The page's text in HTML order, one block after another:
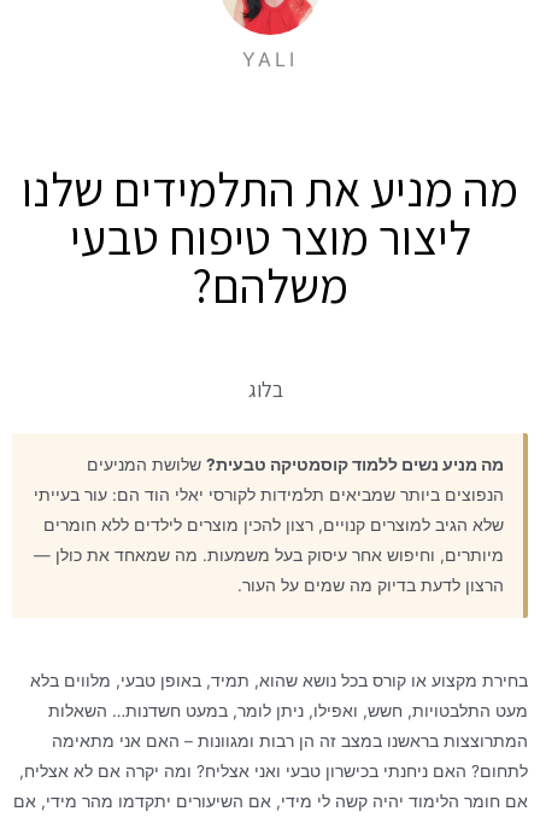
YALI
מה מניע את התלמידים שלנו
ליצור מוצר טיפוח טבעי
משלהם?
בלוג
מה מניע נשים ללמוד קוסמטיקה טבעית? שלושת המניעים
הנפוצים ביותר שמביאים תלמידות לקורסי יאלי הוד הם: עור בעייתי
שלא הגיב למוצרים קנויים, רצון להכין מוצרים לילדים ללא חומרים
מיותרים, וחיפוש אחר עיסוק בעל משמעות. מה שמאחד את כולן —
הרצון לדעת בדיוק מה שמים על העור.
בחירת מקצוע או קורס בכל נושא שהוא, תמיד, באופן טבעי, מלווים בלא
מעט התלבטויות, חשש, ואפילו, ניתן לומר, במעט חשדנות… השאלות
המתרוצצות בראשנו במצב זה הן רבות ומגוונות – האם אני מתאימה
לתחום? האם ניחנתי בכישרון טבעי ואני אצליח? ומה יקרה אם לא אצליח,
אם חומר הלימוד יהיה קשה לי מידי, אם השיעורים יתקדמו מהר מידי, אם